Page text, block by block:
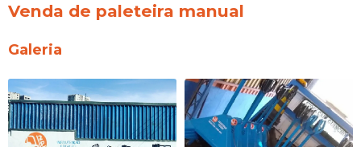
Venda de paleteira manual
Galeria